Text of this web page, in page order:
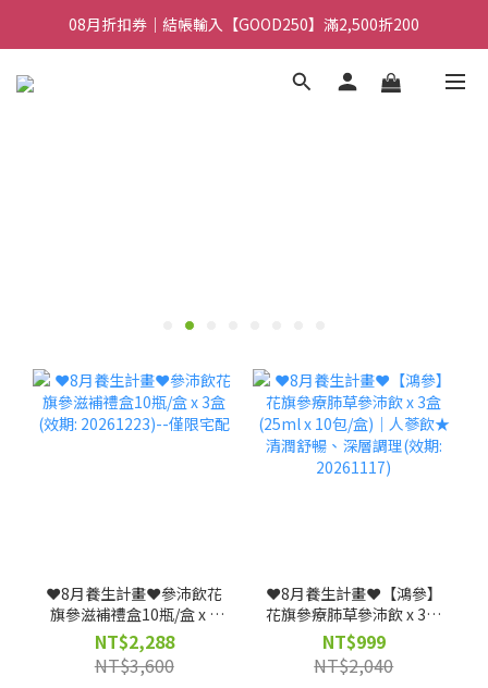
08月折扣券｜結帳輸入【GOOD100】滿1,900折100
08月折扣券｜結帳輸入【GOOD250】滿2,500折200
08月折扣券｜結帳輸入【GOOD100】滿1,900折100
❤️8月養生計畫❤️參沛飲花
旗參滋補禮盒10瓶/盒 x 3
盒 (效期: 20261223)--僅限
宅配
NT$2,288
NT$3,600
❤️8月養生計畫❤️【鴻參】
花旗參療肺草參沛飲 x 3盒
(25ml x 10包/盒)｜人蔘飲
★清潤舒暢、深層調理(效
期: 20261117)
NT$999
NT$2,040